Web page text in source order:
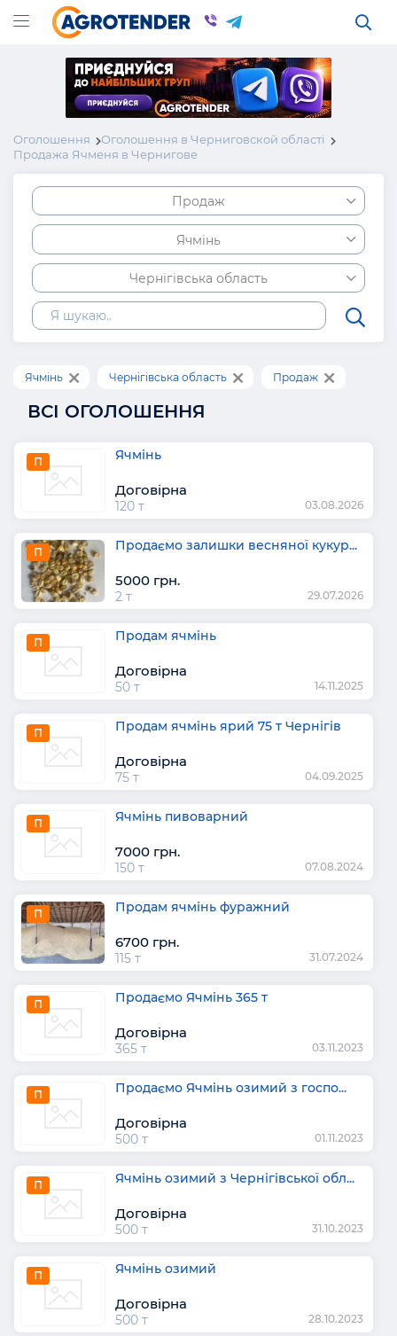
Оголошення
Оголошення в Черниговской області
Продажа Ячменя в Чернигове
Продаж
Ячмінь
Чернігівська область
Ячмінь Чернігівська область Продаж
ВСІ ОГОЛОШЕННЯ
П Ячмінь
Договірна
120 т 03.08.2026
П Продаємо залишки весняної кукур...
5000 грн.
2 т 29.07.2026
П Продам ячмінь
Договірна
50 т 14.11.2025
П Продам ячмінь ярий 75 т Чернігів
Договірна
75 т 04.09.2025
П Ячмінь пивоварний
7000 грн.
150 т 07.08.2024
П Продам ячмінь фуражний
6700 грн.
115 т 31.07.2024
П Продаємо Ячмінь 365 т
Договірна
365 т 03.11.2023
П Продаємо Ячмінь озимий з госпо...
Договірна
500 т 01.11.2023
П Ячмінь озимий з Чернігівської обл...
Договірна
500 т 31.10.2023
П Ячмінь озимий
Договірна
500 т 28.10.2023